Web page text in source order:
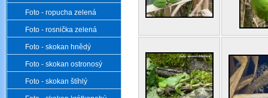
Foto - ropucha zelená
Foto - rosnička zelená
Foto - skokan hnědý
Foto - skokan ostronosý
Foto - skokan štíhlý